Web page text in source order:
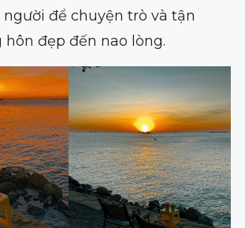
để chuyện trò và tận
đẹp đến nao lòng.